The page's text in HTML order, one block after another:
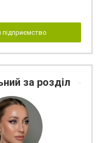
за розділ